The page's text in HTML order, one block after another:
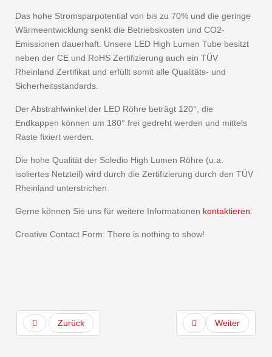
Das hohe Stromsparpotential von bis zu 70% und die geringe
Wärmeentwicklung senkt die Betriebskosten und CO2-
Emissionen dauerhaft. Unsere LED High Lumen Tube besitzt
neben der CE und RoHS Zertifizierung auch ein TÜV
Rheinland Zertifikat und erfüllt somit alle Qualitäts- und
Sicherheitsstandards.
Der Abstrahlwinkel der LED Röhre beträgt 120°, die
Endkappen können um 180° frei gedreht werden und mittels
Raste fixiert werden.
Die hohe Qualität der Soledio High Lumen Röhre (u.a.
isoliertes Netzteil) wird durch die Zertifizierung durch den TÜV
Rheinland unterstrichen.
Gerne können Sie uns für weitere Informationen kontaktieren
Creative Contact Form: There is nothing to show!
Zurück Weiter